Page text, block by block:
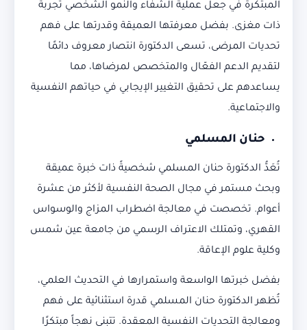
المبتكرة في جعل عملية الشفاء والنمو الشخصي تجربة
ذات مغزى. بفضل معرفتها العميقة وقدرتها على فهم
تحديات المرضى، تسعى الدكتورة انتصار معروف دائمًا
لتقديم الدعم الفعّال والمتخصص لمرضاها، مما
يساعدهم على تحقيق التغيير الإيجابي في حياتهم النفسية
والاجتماعية.
حنان المسلمي
تُعَدُّ الدكتورة حنان المسلمي شخصيةً ذات خبرة عميقة
وبحث مستمر في مجال الصحة النفسية لأكثر من عشرة
أعوام. تخصصت في معالجة اضطراب المزاج والوسواس
القهري، وتمتلك الاعتراف الرسمي من جامعة عين شمس
وكلية علوم الإعاقة.
بفضل خبرتها الواسعة واستمرارها في التحديث العلمي،
تُظهر الدكتورة حنان المسلمي قدرة استثنائية على فهم
ومعالجة التحديات النفسية المعقدة. تتبنى نهجاً مبتكرًا